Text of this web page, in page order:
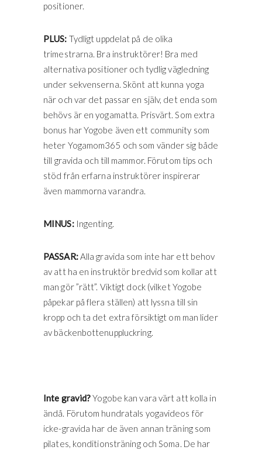
positioner.
PLUS: Tydligt uppdelat på de olika
trimestrarna. Bra instruktörer! Bra med
alternativa positioner och tydlig vägledning
under sekvenserna. Skönt att kunna yoga
när och var det passar en själv, det enda som
behövs är en yogamatta. Prisvärt. Som extra
bonus har Yogobe även ett community som
heter Yogamom365 och som vänder sig både
till gravida och till mammor. Förutom tips och
stöd från erfarna instruktörer inspirerar
även mammorna varandra.
MINUS:Ingenting.
PASSAR:Alla gravida som inte har ett behov
av att ha en instruktör bredvid som kollar att
man gör ”rätt”. Viktigt dock (vilket Yogobe
påpekar på flera ställen) att lyssna till sin
kropp och ta det extra försiktigt om man lider
av bäckenbottenuppluckring.
Inte gravid?Yogobe kan vara värt att kolla in
ändå. Förutom hundratals yogavideos för
icke-gravida har de även annan träning som
pilates, konditionsträning och Soma. De har